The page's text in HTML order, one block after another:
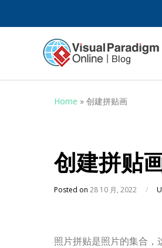
Home » 创建拼贴画
创建拼贴
Posted on 28 10 月, 2022 /
照片拼贴是照片的集合，